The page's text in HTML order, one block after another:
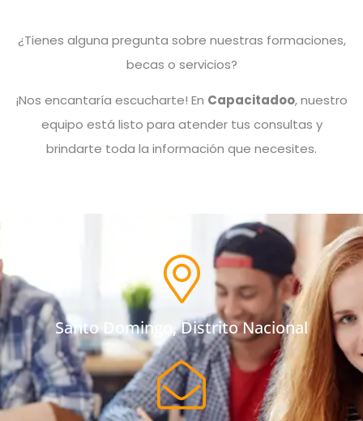
¿Tienes alguna pregunta sobre nuestras formaciones,
becas o servicios?
¡Nos encantaría escucharte! En Capacitadoo, nuestro
equipo está listo para atender tus consultas y
brindarte toda la información que necesites.
Santo Domingo, Distrito Nacional